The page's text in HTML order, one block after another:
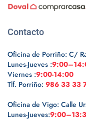
Contacto
Oficina de Porriño: C/
Lunes-Jueves :
Viernes :9:00-14:00
Tlf. Porriño: 986 33 33
Oficina de Vigo: Calle
Lunes-Jueves: